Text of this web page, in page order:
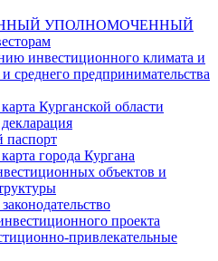
УПОЛНОМОЧЕННЫЙ
инвестиционного климата и
среднего предпринимательства
Курганской области
города Кургана
объектов и
проекта
привлекательные